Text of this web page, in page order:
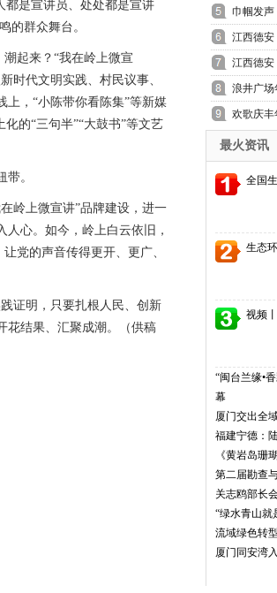
都是宣讲员、处处都是宣讲
的群众舞台。
起来？“我在岭上微宣
时代文明实践、村民议事、
，“小陈带你看陈集”等新媒
的“三句半”“大鼓书”等文艺
。
岭上微宣讲”品牌建设，进一
心。如今，岭上白云依旧，
党的声音传得更开、更广、
证明，只要扎根人民、创新
花结果、汇聚成潮。（供稿